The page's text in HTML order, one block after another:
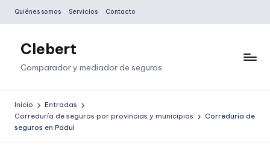
Saltar
contenido
Quiénes somos Servicios Contacto
Clebert
Comparador y mediador de seguros
Inicio
Entradas
Correduría de seguros por provincias y municipios
Correduría de
seguros en Padul